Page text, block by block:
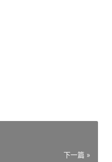
下一篇 »